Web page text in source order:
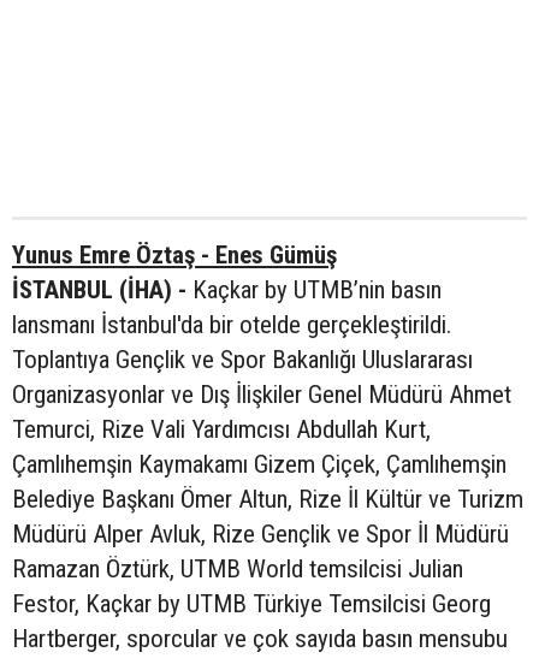
Yunus Emre Öztaş - Enes Gümüş
İSTANBUL (İHA) - Kaçkar by UTMB’nin basın
lansmanı İstanbul'da bir otelde gerçekleştirildi.
Toplantıya Gençlik ve Spor Bakanlığı Uluslararası
Organizasyonlar ve Dış İlişkiler Genel Müdürü Ahmet
Temurci, Rize Vali Yardımcısı Abdullah Kurt,
Çamlıhemşin Kaymakamı Gizem Çiçek, Çamlıhemşin
Belediye Başkanı Ömer Altun, Rize İl Kültür ve Turizm
Müdürü Alper Avluk, Rize Gençlik ve Spor İl Müdürü
Ramazan Öztürk, UTMB World temsilcisi Julian
Festor, Kaçkar by UTMB Türkiye Temsilcisi Georg
Hartberger, sporcular ve çok sayıda basın mensubu